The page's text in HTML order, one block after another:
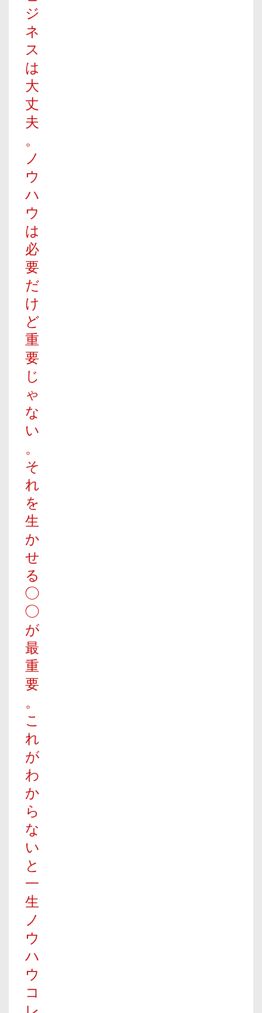
ジ
ネ
ス
は
大
丈
夫
。
ノ
ウ
ハ
ウ
は
必
要
だ
け
ど
重
要
じ
ゃ
な
い
。
そ
れ
を
生
か
せ
る
◯
◯
が
最
重
要
。
こ
れ
が
わ
か
ら
な
い
と
一
生
ノ
ウ
ハ
ウ
コ